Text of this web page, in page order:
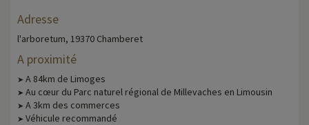
Adresse
l'arboretum, 19370 Chamberet
A proximité
➤ A 84km de Limoges
➤ Au cœur du Parc naturel régional de Millevaches en Limousin
➤ A 3km des commerces
➤ Véhicule recommandé